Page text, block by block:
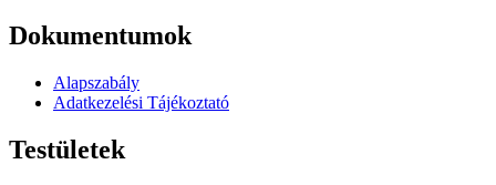
Dokumentumok
Alapszabály
Adatkezelési Tájékoztató
Testületek